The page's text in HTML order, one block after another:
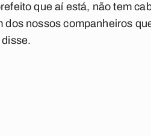
que aí está, não tem
nossos companheiros